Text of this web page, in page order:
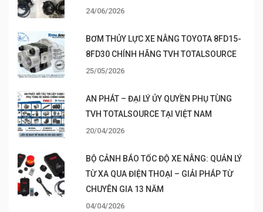
24/06/2026
BƠM THỦY LỰC XE NÂNG TOYOTA 8FD15-
8FD30 CHÍNH HÃNG TVH TOTALSOURCE
25/05/2026
AN PHÁT – ĐẠI LÝ ỦY QUYỀN PHỤ TÙNG
TVH TOTALSOURCE TẠI VIỆT NAM
20/04/2026
BỘ CẢNH BÁO TỐC ĐỘ XE NÂNG: QUẢN LÝ
TỪ XA QUA ĐIỆN THOẠI – GIẢI PHÁP TỪ
CHUYÊN GIA 13 NĂM
04/04/2026